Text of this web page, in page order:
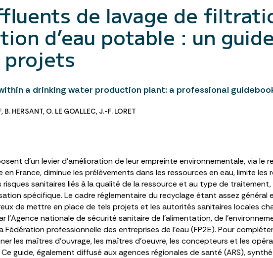
de lavage de
d’eau potable : un
a drinking water production plant: a professional
, B. HERSANT, O. LE GOALLEC, J.-F. LORET
d’un levier d’amélioration de leur empreinte environnementale, via le
France, diminue les prélèvements dans les ressources en eau, limite
risques sanitaires liés à la qualité de la ressource et au type de
spécifique. Le cadre réglementaire du recyclage étant assez général
de mettre en place de tels projets et les autorités sanitaires locales
nationale de sécurité sanitaire de l’alimentation, de
professionnelle des entreprises de l’eau (FP2E). Pour
les maîtres d’ouvrage, les maîtres d’oeuvre, les concepteurs et les
guide, également diffusé aux agences régionales de santé (ARS),